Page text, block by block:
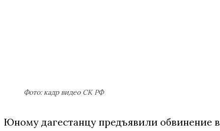
Фото: кадр видео СК РФ
Юному дагестанцу предъявили обвинение